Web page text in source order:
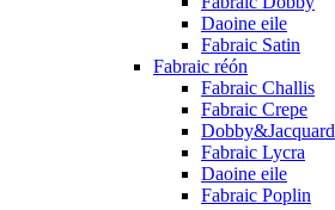
Daoine eile
Fabraic Satin
Fabraic réón
Fabraic Challis
Fabraic Crepe
Dobby&Jacquard
Fabraic Lycra
Daoine eile
Fabraic Poplin